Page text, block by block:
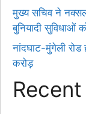
मुख्य सचिव ने
बुनियादी सुविधाओं
नांदघाट-मुंगेली
करोड़